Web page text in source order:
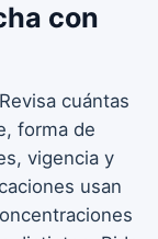
con
cuántas
forma de
vigencia y
usan